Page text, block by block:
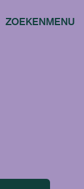
ZOEKENMENU